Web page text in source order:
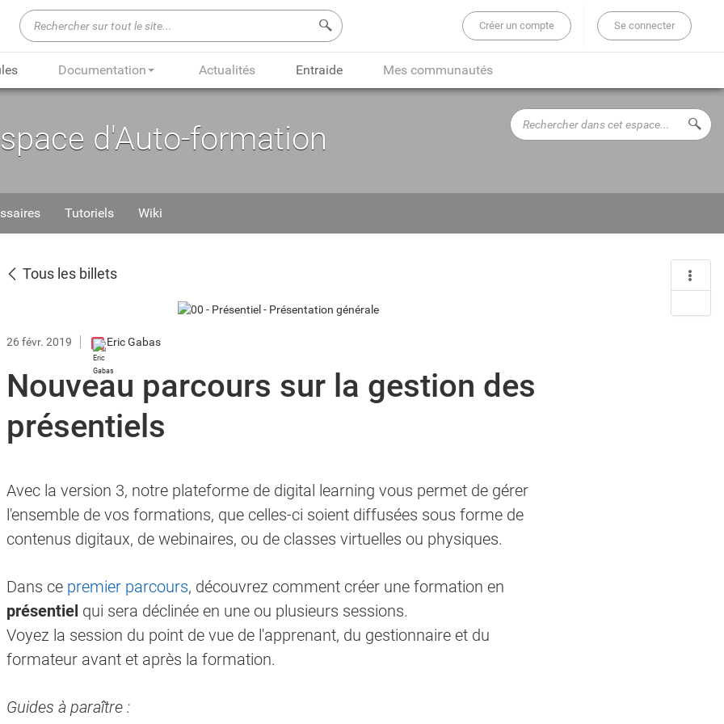
Rechercher sur tout le site...
Créer un compte Se connecter
Documentation Actualités Entraide Mes communautés
d'Auto-formation
Rechercher
dans
Tutoriels Wiki
ce calendrier n'est pas compatible avec l'accessibilité, mais vous pouvez renseigner directement le champ
Tous les billets
26 févr. 2019 Eric Gabas
Nouveau parcours sur la gestion des
présentiels
Avec la version 3, notre plateforme de digital learning vous permet de gérer
l'ensemble de vos formations, que celles-ci soient diffusées sous forme de
contenus digitaux, de webinaires, ou de classes virtuelles ou physiques.
Dans ce premier parcours, découvrez comment créer une formation en
présentiel qui sera déclinée en une ou plusieurs sessions.
Voyez la session du point de vue de l'apprenant, du gestionnaire et du
formateur avant et après la formation.
Guides à paraître :